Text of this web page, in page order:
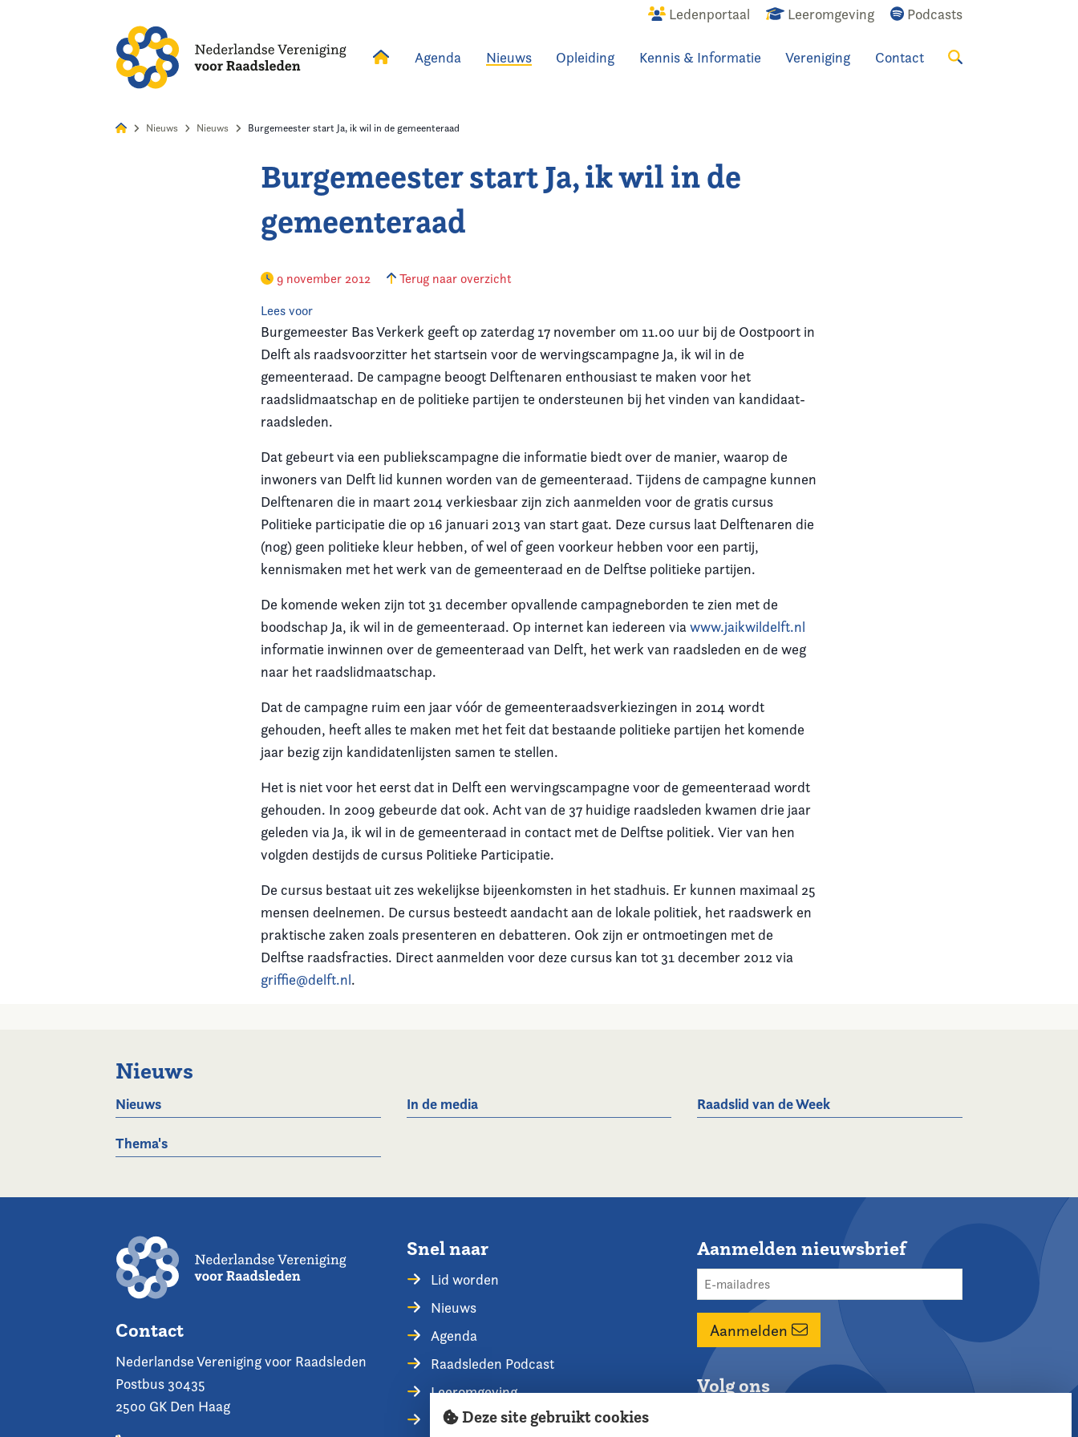
Ledenportaal Leeromgeving Podcasts
Agenda Nieuws Opleiding Kennis & Informatie Vereniging Contact
Nieuws Nieuws Burgemeester start Ja, ik wil in de gemeenteraad
Burgemeester start Ja, ik wil in de
gemeenteraad
9 november 2012 Terug naar overzicht
Lees voor
Burgemeester Bas Verkerk geeft op zaterdag 17 november om 11.00 uur bij de Oostpoort in
Delft als raadsvoorzitter het startsein voor de wervingscampagne Ja, ik wil in de
gemeenteraad. De campagne beoogt Delftenaren enthousiast te maken voor het
raadslidmaatschap en de politieke partijen te ondersteunen bij het vinden van kandidaat-
raadsleden.
Dat gebeurt via een publiekscampagne die informatie biedt over de manier, waarop de
inwoners van Delft lid kunnen worden van de gemeenteraad. Tijdens de campagne kunnen
Delftenaren die in maart 2014 verkiesbaar zijn zich aanmelden voor de gratis cursus
Politieke participatie die op 16 januari 2013 van start gaat. Deze cursus laat Delftenaren die
(nog) geen politieke kleur hebben, of wel of geen voorkeur hebben voor een partij,
kennismaken met het werk van de gemeenteraad en de Delftse politieke partijen.
De komende weken zijn tot 31 december opvallende campagneborden te zien met de
boodschap Ja, ik wil in de gemeenteraad. Op internet kan iedereen viawww.jaikwildelft.nl
informatie inwinnen over de gemeenteraad van Delft, het werk van raadsleden en de weg
naar het raadslidmaatschap.
Dat de campagne ruim een jaar vóór de gemeenteraadsverkiezingen in 2014 wordt
gehouden, heeft alles te maken met het feit dat bestaande politieke partijen het komende
jaar bezig zijn kandidatenlijsten samen te stellen.
Het is niet voor het eerst dat in Delft een wervingscampagne voor de gemeenteraad wordt
gehouden. In 2009 gebeurde dat ook. Acht van de 37 huidige raadsleden kwamen drie jaar
geleden via Ja, ik wil in de gemeenteraad in contact met de Delftse politiek. Vier van hen
volgden destijds de cursus Politieke Participatie.
De cursus bestaat uit zes wekelijkse bijeenkomsten in het stadhuis. Er kunnen maximaal 25
mensen deelnemen. De cursus besteedt aandacht aan de lokale politiek, het raadswerk en
praktische zaken zoals presenteren en debatteren. Ook zijn er ontmoetingen met de
Delftse raadsfracties. Direct aanmelden voor deze cursus kan tot 31 december 2012 via
griffie@delft.nl.
Nieuws
Nieuws In de media Raadslid van de Week
Thema's
Contact
Nederlandse Vereniging voor Raadsleden
Postbus 30435
2500 GK Den Haag
Snel naar
Lid worden
Nieuws
Agenda
Raadsleden Podcast
Leeromgeving
Privacyverklaring
Aanmelden nieuwsbrief
Aanmelden
Volg ons
Deze site gebruikt cookies